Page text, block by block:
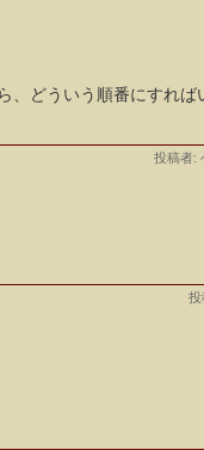
、どういう順番にすれ
投稿者: